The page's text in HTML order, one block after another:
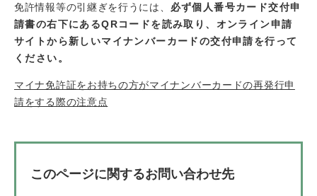
免許情報等の引継ぎを行うには、 必ず個人番号カード交付申
請書の右下にあるQRコードを読み取り、オンライン申請
サイトから新しいマイナンバーカードの交付申請を行って
ください。
マイナ免許証をお持ちの方がマイナンバーカードの再発行申
請をする際の注意点​
このページに関するお問い合わせ先